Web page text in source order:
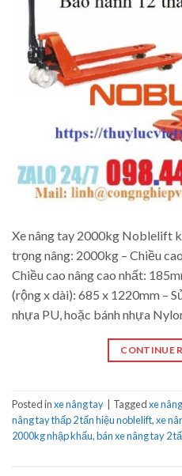
Xe nâng tay 2000kg Noblelift
trọng nâng: 2000kg – Chiều
Chiều cao nâng cao nhất:
(rộng x dài): 685 x 1220mm –
nhựa PU, hoặc bánh nhựa
CONTINUE
Posted inxe nâng tay Taggedxe
nâng tay thấp 2 tấn hiệu noblelift,xe
2000kg nhập khẩu,bán xe nâng tay 2